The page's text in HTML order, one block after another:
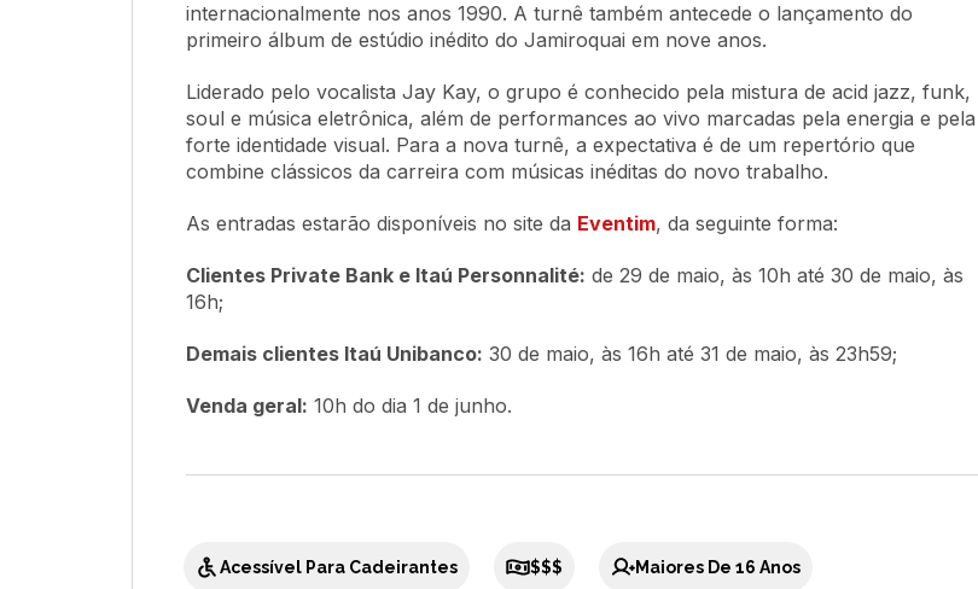
internacionalmente nos anos 1990. A turnê também antecede o lançamento do
primeiro álbum de estúdio inédito do Jamiroquai em nove anos.
Liderado pelo vocalista Jay Kay, o grupo é conhecido pela mistura de acid jazz, funk,
soul e música eletrônica, além de performances ao vivo marcadas pela energia e pela
forte identidade visual. Para a nova turnê, a expectativa é de um repertório que
combine clássicos da carreira com músicas inéditas do novo trabalho.
As entradas estarão disponíveis no site da Eventim, da seguinte forma:
Clientes Private Bank e Itaú Personnalité: de 29 de maio, às 10h até 30 de maio, às
16h;
Demais clientes Itaú Unibanco: 30 de maio, às 16h até 31 de maio, às 23h59;
Venda geral: 10h do dia 1 de junho.
Acessível Para Cadeirantes $$$ Maiores De 16 Anos